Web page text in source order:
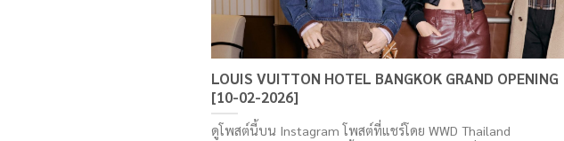
LOUIS VUITTON HOTEL BANGKOK GRAND OPENING
[10-02-2026]
ดูโพสต์นี้บน Instagram โพสต์ที่แชร์โดย WWD Thailand